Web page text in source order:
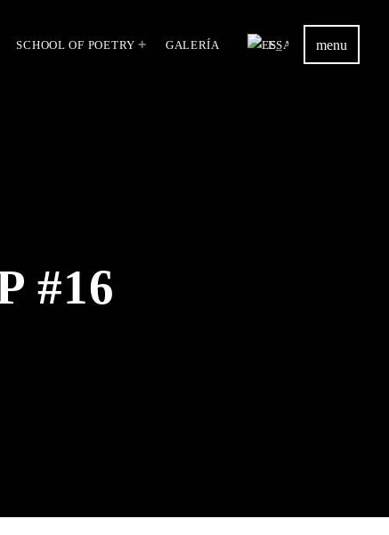
SCHOOL OF POETRY GALERÍA ES menu
#16